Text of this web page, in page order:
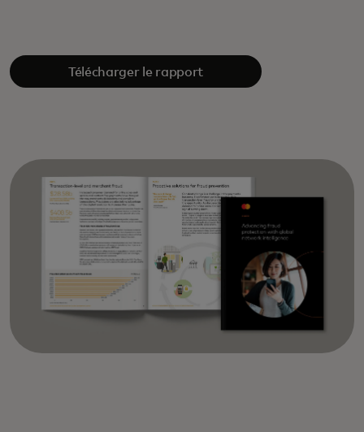
Télécharger le rapport